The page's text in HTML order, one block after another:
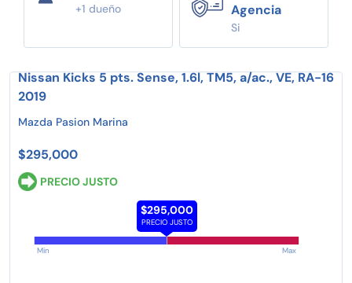
+1 dueño
Agencia
Si
Nissan Kicks 5 pts. Sense, 1.6l, TM5, a/ac., VE, RA-16
2019
Mazda Pasion Marina
$295,000
PRECIO JUSTO
$295,000
PRECIO JUSTO
Min Max